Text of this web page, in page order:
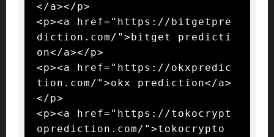
</a></p>
<p><a href="https://bitgetpre
diction.com/">bitget predicti
on</a></p>
<p><a href="https://okxpredic
tion.com/">okx prediction</a>
</p>
<p><a href="https://tokocrypt
oprediction.com/">tokocrypto